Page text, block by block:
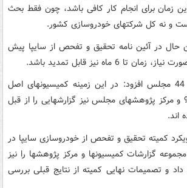
زمان برای انجام کار کافی باشد، چون فقط بحث
و نه کل شرکتهای خودروسازی کشور.
حال در آئین نامه تحقیق و تفحص از سایپا پیش
6 ماه نیز قابل تمدید باشد.
رئیس کمیسیون اصل 44 مجلس افزود: در این زمینه کمیسیونهای اصل
44، کمیسیون اصل 90 و مرکز پژوهشهای مجلس نیز گزارشهایی را از قبل
اند.
کمیته تحقیق و تفحص از خودروسازی سایپا در
گزارشات کمیسیونها و مرکز پژوهشها را نیز
و تصمیمات نهایی کمیته از نتایج قبلی بررسی